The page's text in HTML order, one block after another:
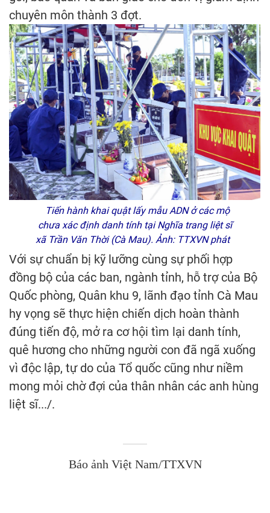
chuyên môn thành 3 đợt.
Tiến hành khai quật lấy mẫu ADN ở các mộ
chưa xác định danh tính tại Nghĩa trang liệt sĩ
xã Trần Văn Thời (Cà Mau). Ảnh: TTXVN phát
Với sự chuẩn bị kỹ lưỡng cùng sự phối hợp
đồng bộ của các ban, ngành tỉnh, hỗ trợ của Bộ
Quốc phòng, Quân khu 9, lãnh đạo tỉnh Cà Mau
hy vọng sẽ thực hiện chiến dịch hoàn thành
đúng tiến độ, mở ra cơ hội tìm lại danh tính,
quê hương cho những người con đã ngã xuống
vì độc lập, tự do của Tổ quốc cũng như niềm
mong mỏi chờ đợi của thân nhân các anh hùng
liệt sĩ.../.
Báo ảnh Việt Nam/TTXVN